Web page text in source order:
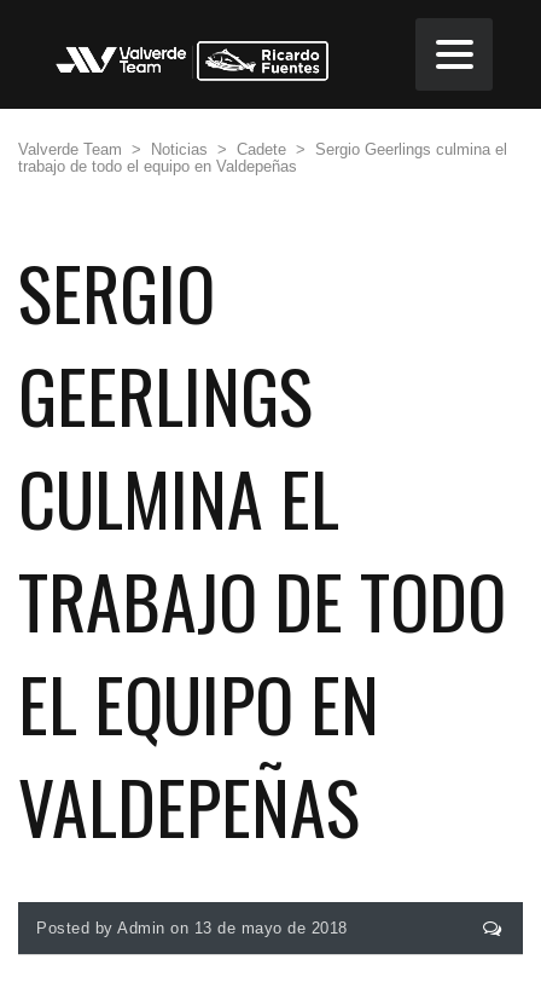
Valverde Team > Noticias > Cadete >
Sergio Geerlings culmina el
trabajo de todo el equipo en Valdepeñas
SERGIO
GEERLINGS
CULMINA EL
TRABAJO DE TODO
EL EQUIPO EN
VALDEPEÑAS
Posted by Admin on 13 de mayo de 2018